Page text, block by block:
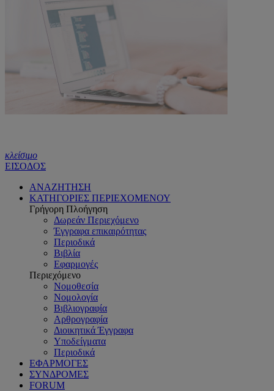
κλείσιμο
ΕΙΣΟΔΟΣ
ΑΝΑΖΗΤΗΣΗ
ΚΑΤΗΓΟΡΙΕΣ ΠΕΡΙΕΧΟΜΕΝΟΥ
Γρήγορη Πλοήγηση
Δωρεάν Περιεχόμενο
Έγγραφα επικαιρότητας
Περιοδικά
Βιβλία
Εφαρμογές
Περιεχόμενο
Νομοθεσία
Νομολογία
Βιβλιογραφία
Αρθρογραφία
Διοικητικά Έγγραφα
Υποδείγματα
Περιοδικά
ΕΦΑΡΜΟΓΕΣ
ΣΥΝΔΡΟΜΕΣ
FORUM